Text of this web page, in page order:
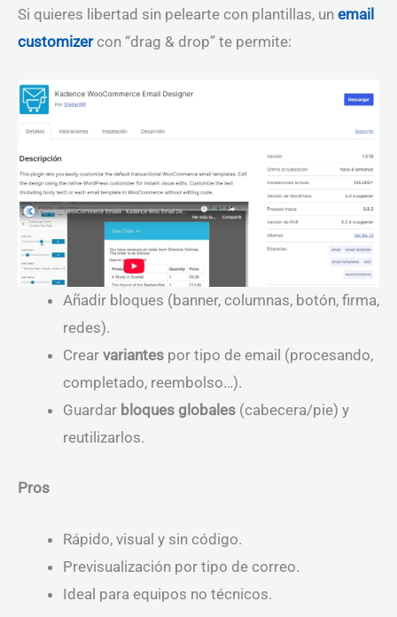
Si quieres libertad sin pelearte con plantillas, un email
customizercon “drag & drop” te permite:
Añadir bloques (banner, columnas, botón, firma,
redes).
Crear variantes por tipo de email (procesando,
completado, reembolso…).
Guardar bloques globales (cabecera/pie) y
reutilizarlos.
Pros
Rápido, visual y sin código.
Previsualización por tipo de correo.
Ideal para equipos no técnicos.